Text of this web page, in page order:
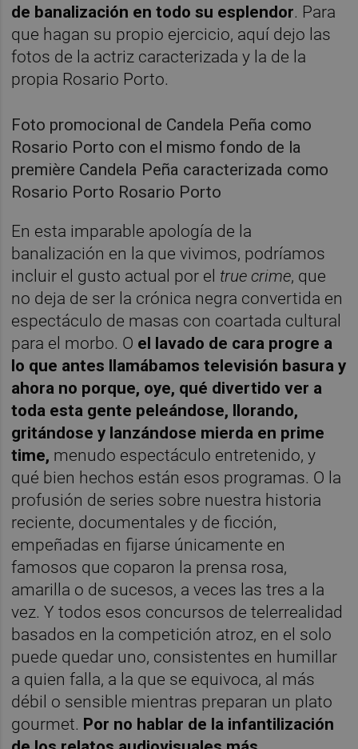
de banalización en todo su esplendor. Para
que hagan su propio ejercicio, aquí dejo las
fotos de la actriz caracterizada y la de la
propia Rosario Porto.
Foto promocional de Candela Peña como
Rosario Porto con el mismo fondo de la
première Candela Peña caracterizada como
Rosario Porto Rosario Porto
En esta imparable apología de la
banalización en la que vivimos, podríamos
incluir el gusto actual por el true crime, que
no deja de ser la crónica negra convertida en
espectáculo de masas con coartada cultural
para el morbo. O el lavado de cara progre a
lo que antes llamábamos televisión basura y
ahora no porque, oye, qué divertido ver a
toda esta gente peleándose, llorando,
gritándose y lanzándose mierda en prime
time, menudo espectáculo entretenido, y
qué bien hechos están esos programas. O la
profusión de series sobre nuestra historia
reciente, documentales y de ficción,
empeñadas en fijarse únicamente en
famosos que coparon la prensa rosa,
amarilla o de sucesos, a veces las tres a la
vez. Y todos esos concursos de telerrealidad
basados en la competición atroz, en el solo
puede quedar uno, consistentes en humillar
a quien falla, a la que se equivoca, al más
débil o sensible mientras preparan un plato
gourmet. Por no hablar de la infantilización